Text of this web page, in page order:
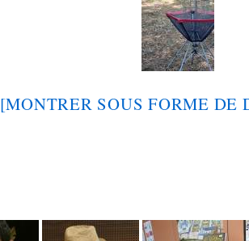
[MONTRER SOUS FORME